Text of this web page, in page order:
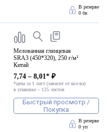
В резерве
0 бк
Мелованная глянцевая
SRA3 (450*320), 250 г/м²
Китай
7,74 – 8,01* ₽
*цена за 1 лист (зависит от кол-ва)
в упаковке – 125 листов
Быстрый просмотр /
Покупка
В резерве
0 уп